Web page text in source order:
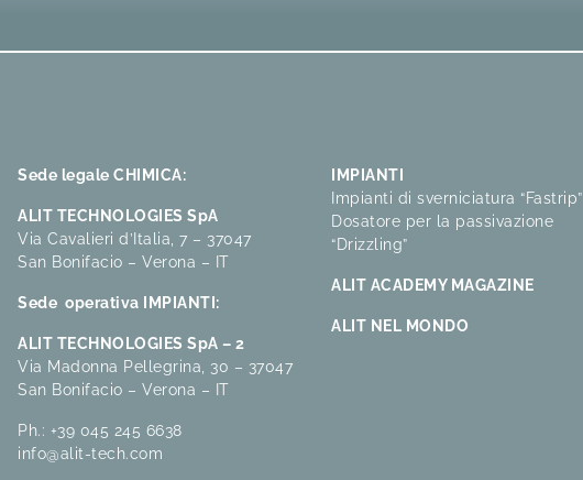
Sede legale CHIMICA:
ALIT TECHNOLOGIES SpA
Via Cavalieri d’Italia, 7 – 37047
San Bonifacio – Verona – IT
Sede operativa IMPIANTI:
ALIT TECHNOLOGIES SpA – 2
Via Madonna Pellegrina, 30 – 37047
San Bonifacio – Verona – IT
Ph.: +39 045 245 6638
info@alit-tech.com
IMPIANTI
Impianti di sverniciatura “Fastrip”
Dosatore per la passivazione
“Drizzling”
ALIT ACADEMY MAGAZINE
ALIT NEL MONDO